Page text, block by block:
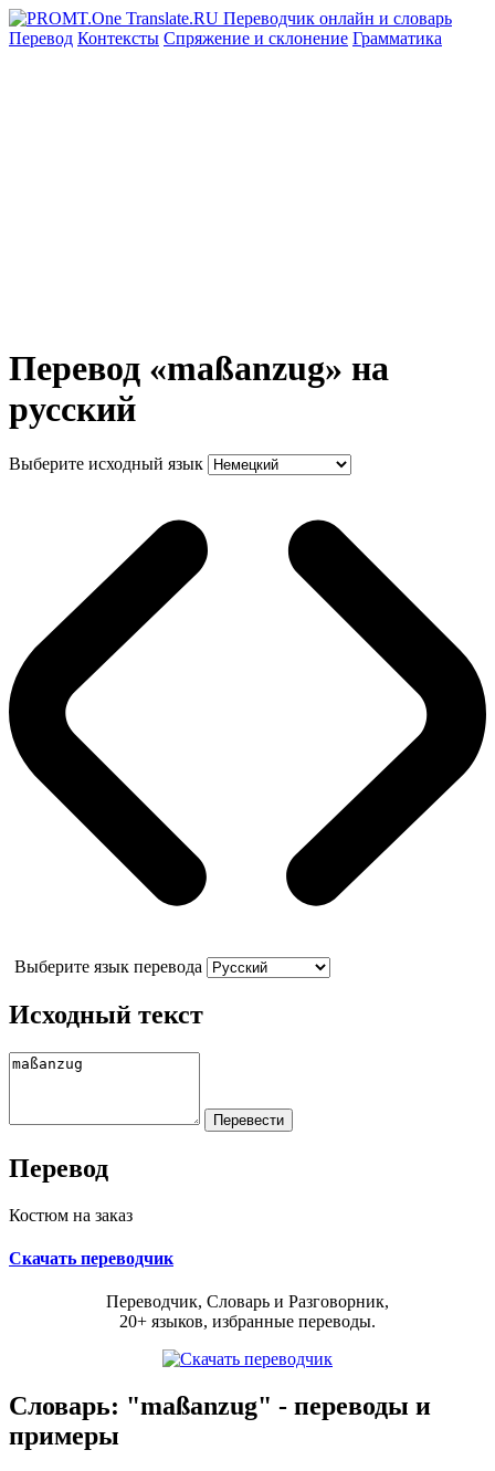
Перевод Контексты Спряжение и склонение Грамматика
Перевод «maßanzug» на
русский
Выберите исходный язык
Выберите язык перевода
Исходный текст
Перевод
Костюм на заказ
Скачать переводчик
Переводчик, Словарь и Разговорник,
20+ языков, избранные переводы.
Словарь: "maßanzug" - переводы и
примеры